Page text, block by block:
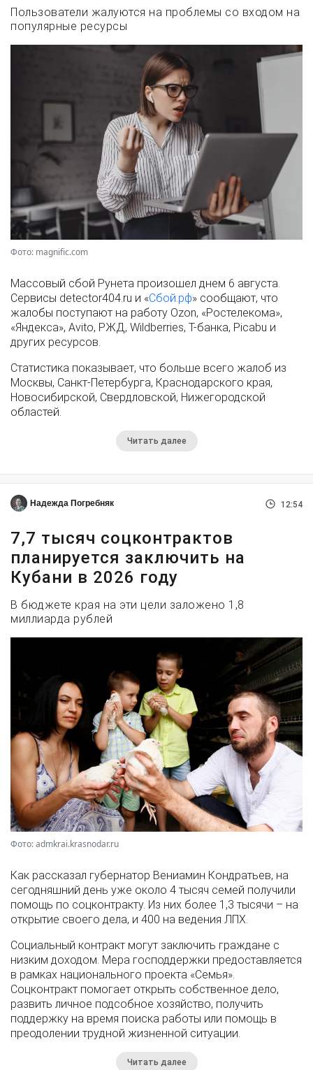
Пользователи жалуются на проблемы со входом на
популярные ресурсы
Фото: magnific.com
Массовый сбой Рунета произошел днем 6 августа.
Сервисы detector404.ru и «Сбой.рф» сообщают, что
жалобы поступают на работу Ozon, «Ростелекома»,
«Яндекса», Avito, РЖД, Wildberries, Т-банка, Picabu и
других ресурсов.
Статистика показывает, что больше всего жалоб из
Москвы, Санкт-Петербурга, Краснодарского края,
Новосибирской, Свердловской, Нижегородской
областей.
Читать далее
Надежда Погребняк 12:54
7,7 тысяч соцконтрактов
планируется заключить на
Кубани в 2026 году
В бюджете края на эти цели заложено 1,8
миллиарда рублей
Фото: admkrai.krasnodar.ru
Как рассказал губернатор Вениамин Кондратьев, на
сегодняшний день уже около 4 тысяч семей получили
помощь по соцконтракту. Из них более 1,3 тысячи – на
открытие своего дела, и 400 на ведения ЛПХ.
Социальный контракт могут заключить граждане с
низким доходом. Мера господдержки предоставляется
в рамках национального проекта «Семья».
Соцконтракт помогает открыть собственное дело,
развить личное подсобное хозяйство, получить
поддержку на время поиска работы или помощь в
преодолении трудной жизненной ситуации.
Читать далее